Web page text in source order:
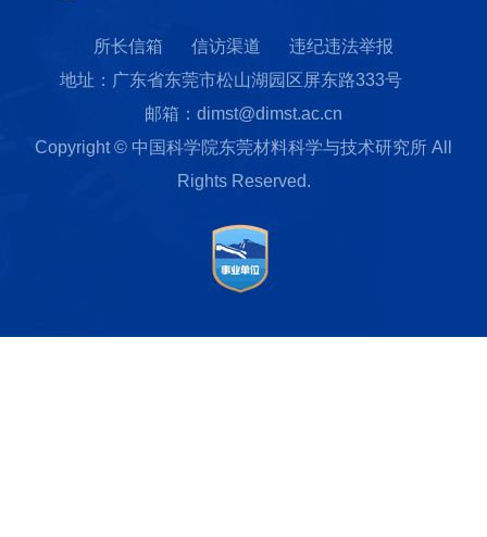
所长信箱 信访渠道
违纪违法举报
地址：广东省东莞市松山湖园区屏东路333号
邮箱：dimst@dimst.ac.cn
Copyright © 中国科学院东莞材料科学与技术研究所 All
Rights Reserved.